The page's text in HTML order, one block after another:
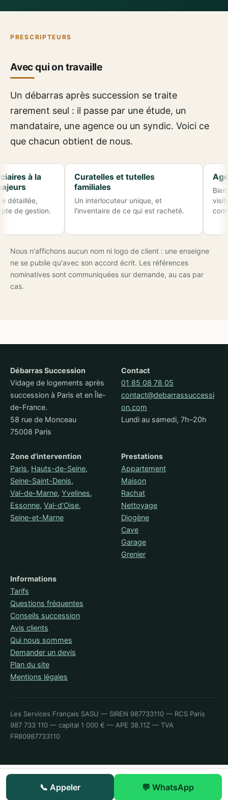
PRESCRIPTEURS
Avec qui on travaille
Un débarras après succession se traite
rarement seul : il passe par une étude, un
mandataire, une agence ou un syndic. Voici ce
que chacun obtient de nous.
à la
gestion.
Curatelles et tutelles
familiales
Un interlocuteur unique, et
l'inventaire de ce qui est racheté.
Bien
visites,
Nous n'affichons aucun nom ni logo de client : une enseigne
ne se publie qu'avec son accord écrit. Les références
nominatives sont communiquées sur demande, au cas par
cas.
Débarras Succession
Vidage de logements après
succession à Paris et en Île-
de-France.
58 rue de Monceau
75008 Paris
Contact
01 85 08 78 05
contact@debarrassuccessi
on.com
Lundi au samedi, 7h–20h
Zone d'intervention
Paris, Hauts-de-Seine,
Seine-Saint-Denis,
Val-de-Marne, Yvelines,
Essonne, Val-d'Oise,
Seine-et-Marne
Prestations
Appartement
Maison
Rachat
Nettoyage
Diogène
Cave
Garage
Grenier
Informations
Tarifs
Questions fréquentes
Conseils succession
Avis clients
Qui nous sommes
Demander un devis
Plan du site
Mentions légales
Les Services Français SASU — SIREN 987733110 — RCS Paris
987 733 110 — capital 1 000 € — APE 38.11Z — TVA
FR80987733110
📞 Appelerle 01 85 08 78 05
💬 WhatsApp